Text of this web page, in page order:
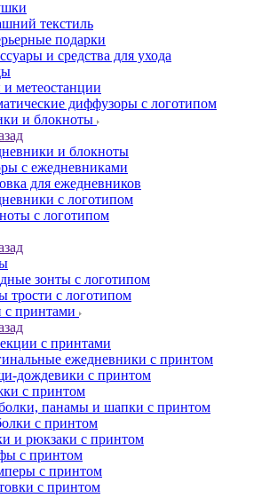
текстиль
подарки
и средства для ухода
метеостанции
диффузоры с логотипом
и блокноты
и блокноты
с ежедневниками
для ежедневников
с логотипом
с логотипом
зонты с логотипом
трости с логотипом
с принтами
с принтами
ежедневники с принтом
дождевики с принтом
с принтом
панамы и шапки с принтом
с принтом
и рюкзаки с принтом
с принтом
с принтом
с принтом